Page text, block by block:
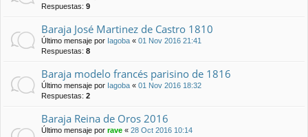
Respuestas: 9
Baraja José Martinez de Castro 1810
Último mensaje por Iagoba « 01 Nov 2016 21:41
Respuestas: 8
Baraja modelo francés parisino de 1816
Último mensaje por Iagoba « 01 Nov 2016 18:32
Respuestas: 2
Baraja Reina de Oros 2016
Último mensaje por rave « 28 Oct 2016 10:14